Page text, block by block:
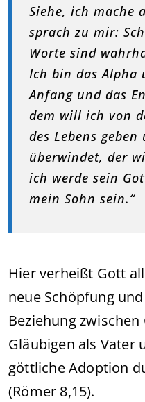
Siehe, ich mache
sprach zu mir:
Worte sind
Ich bin das Alpha
Anfang und das
dem will ich von
des Lebens
überwindet, der
ich werde sein
mein Sohn sein.“
Hier verheißt Gott
neue Schöpfung
Beziehung
Gläubigen als
göttliche Adoption
(Römer 8,15).